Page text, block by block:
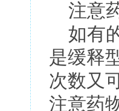
注意
如有
是缓释
次数又
注意药